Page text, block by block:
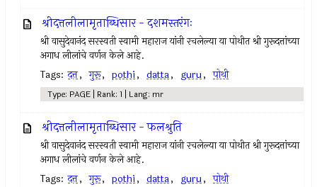
श्रीदत्तलीलामृताब्धिसार - दशमस्तरंगः
श्री वासुदेवानंद सरस्वती स्वामी महाराज यांनी रचलेल्या या पोथीत श्री गुरूदत्तांच्या
अगाध लीलांचे वर्णन केले आहे.
Tags: दत्त, गुरू, pothi, datta, guru, पोथी
Type: PAGE | Rank: 1 | Lang: mr
श्रीदत्तलीलामृताब्धिसार - फलश्रुति
श्री वासुदेवानंद सरस्वती स्वामी महाराज यांनी रचलेल्या या पोथीत श्री गुरूदत्तांच्या
अगाध लीलांचे वर्णन केले आहे.
Tags: दत्त, गुरू, pothi, datta, guru, पोथी